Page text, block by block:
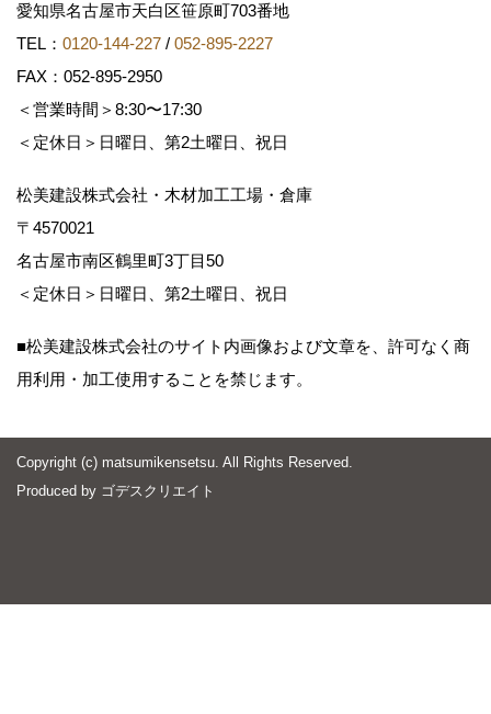
愛知県名古屋市天白区笹原町703番地
TEL： 0120-144-227 / 052-895-2227
FAX：052-895-2950
＜営業時間＞8:30〜17:30
＜定休日＞日曜日、第2土曜日、祝日
松美建設株式会社・木材加工工場・倉庫
〒4570021
名古屋市南区鶴里町3丁目50
＜定休日＞日曜日、第2土曜日、祝日
■松美建設株式会社のサイト内画像および文章を、許可なく商
用利用・加工使用することを禁じます。
Copyright (c) matsumikensetsu. All Rights Reserved.
Produced by ゴデスクリエイト